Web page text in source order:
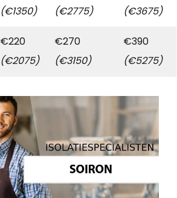
(€1350)
(€2775)
(€3675)
€220
(€2075)
€270
(€3150)
€390
(€5275)